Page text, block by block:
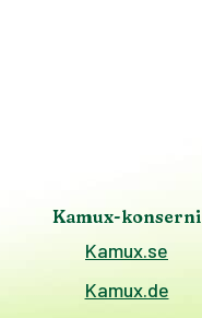
Kamux-konserni
Kamux.se
Kamux.de